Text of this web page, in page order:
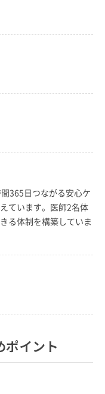
365日つながる安心ケ
ています。医師2名体
る体制を構築していま
ポイント